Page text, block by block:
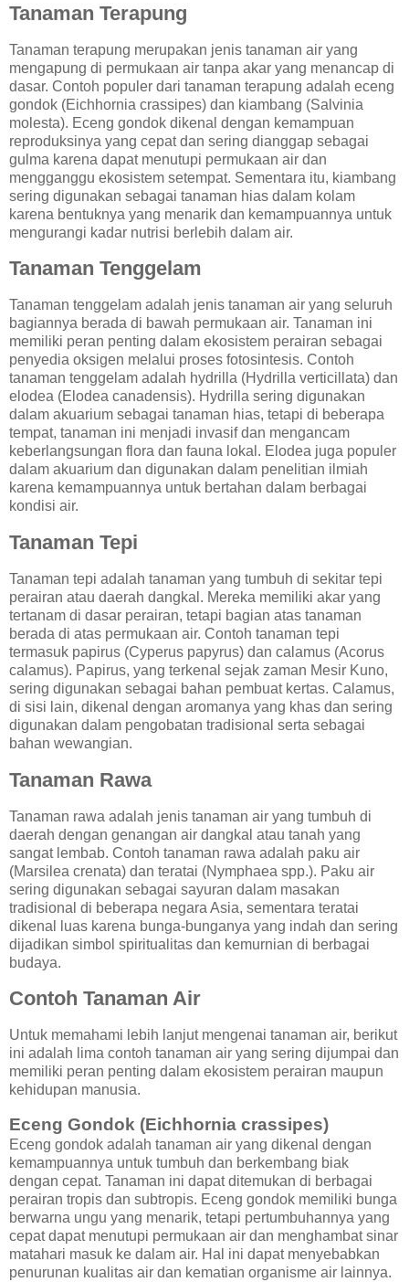
Tanaman Terapung
Tanaman terapung merupakan jenis tanaman air yang
mengapung di permukaan air tanpa akar yang menancap di
dasar. Contoh populer dari tanaman terapung adalah eceng
gondok (Eichhornia crassipes) dan kiambang (Salvinia
molesta). Eceng gondok dikenal dengan kemampuan
reproduksinya yang cepat dan sering dianggap sebagai
gulma karena dapat menutupi permukaan air dan
mengganggu ekosistem setempat. Sementara itu, kiambang
sering digunakan sebagai tanaman hias dalam kolam
karena bentuknya yang menarik dan kemampuannya untuk
mengurangi kadar nutrisi berlebih dalam air.
Tanaman Tenggelam
Tanaman tenggelam adalah jenis tanaman air yang seluruh
bagiannya berada di bawah permukaan air. Tanaman ini
memiliki peran penting dalam ekosistem perairan sebagai
penyedia oksigen melalui proses fotosintesis. Contoh
tanaman tenggelam adalah hydrilla (Hydrilla verticillata) dan
elodea (Elodea canadensis). Hydrilla sering digunakan
dalam akuarium sebagai tanaman hias, tetapi di beberapa
tempat, tanaman ini menjadi invasif dan mengancam
keberlangsungan flora dan fauna lokal. Elodea juga populer
dalam akuarium dan digunakan dalam penelitian ilmiah
karena kemampuannya untuk bertahan dalam berbagai
kondisi air.
Tanaman Tepi
Tanaman tepi adalah tanaman yang tumbuh di sekitar tepi
perairan atau daerah dangkal. Mereka memiliki akar yang
tertanam di dasar perairan, tetapi bagian atas tanaman
berada di atas permukaan air. Contoh tanaman tepi
termasuk papirus (Cyperus papyrus) dan calamus (Acorus
calamus). Papirus, yang terkenal sejak zaman Mesir Kuno,
sering digunakan sebagai bahan pembuat kertas. Calamus,
di sisi lain, dikenal dengan aromanya yang khas dan sering
digunakan dalam pengobatan tradisional serta sebagai
bahan wewangian.
Tanaman Rawa
Tanaman rawa adalah jenis tanaman air yang tumbuh di
daerah dengan genangan air dangkal atau tanah yang
sangat lembab. Contoh tanaman rawa adalah paku air
(Marsilea crenata) dan teratai (Nymphaea spp.). Paku air
sering digunakan sebagai sayuran dalam masakan
tradisional di beberapa negara Asia, sementara teratai
dikenal luas karena bunga-bunganya yang indah dan sering
dijadikan simbol spiritualitas dan kemurnian di berbagai
budaya.
Contoh Tanaman Air
Untuk memahami lebih lanjut mengenai tanaman air, berikut
ini adalah lima contoh tanaman air yang sering dijumpai dan
memiliki peran penting dalam ekosistem perairan maupun
kehidupan manusia.
Eceng Gondok (Eichhornia crassipes)
Eceng gondok adalah tanaman air yang dikenal dengan
kemampuannya untuk tumbuh dan berkembang biak
dengan cepat. Tanaman ini dapat ditemukan di berbagai
perairan tropis dan subtropis. Eceng gondok memiliki bunga
berwarna ungu yang menarik, tetapi pertumbuhannya yang
cepat dapat menutupi permukaan air dan menghambat sinar
matahari masuk ke dalam air. Hal ini dapat menyebabkan
penurunan kualitas air dan kematian organisme air lainnya.